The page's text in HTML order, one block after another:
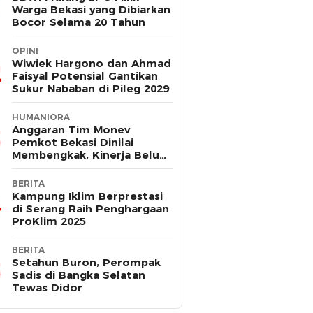
Warga Bekasi yang Dibiarkan
Bocor Selama 20 Tahun
OPINI
Wiwiek Hargono dan Ahmad
Faisyal Potensial Gantikan
Sukur Nababan di Pileg 2029
HUMANIORA
Anggaran Tim Monev
Pemkot Bekasi Dinilai
Membengkak, Kinerja Belum
Terbukti Efektif
BERITA
Kampung Iklim Berprestasi
di Serang Raih Penghargaan
ProKlim 2025
BERITA
Setahun Buron, Perompak
Sadis di Bangka Selatan
Tewas Didor